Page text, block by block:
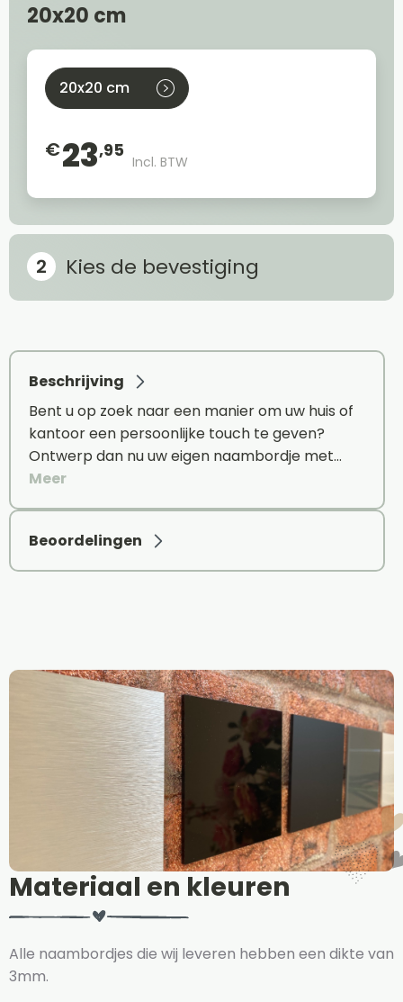
20x20 cm
20x20 cm
€23,95
Incl. BTW
Kies de bevestiging
Beschrijving
Bent u op zoek naar een manier om uw huis of
kantoor een persoonlijke touch te geven?
Ontwerp dan nu uw eigen naambordje met…
Meer
Beoordelingen
Materiaal en kleuren
Alle naambordjes die wij leveren hebben een dikte van
3mm.